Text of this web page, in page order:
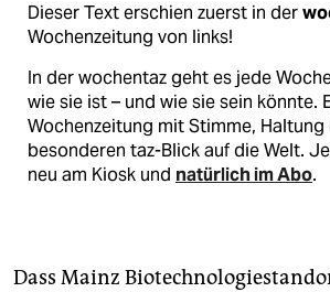
Dieser Text erschien zuerst in der
Wochenzeitung von links!
In der wochentaz geht es jede
wie sie ist – und wie sie sein könnte.
Wochenzeitung mit Stimme, Haltung
besonderen taz-Blick auf die Welt.
neu am Kiosk und natürlich im Abo.
Dass Mainz